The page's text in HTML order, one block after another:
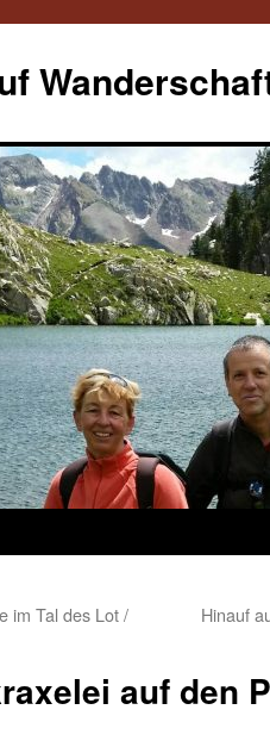
im Tal des Lot /
Hinauf
auf den